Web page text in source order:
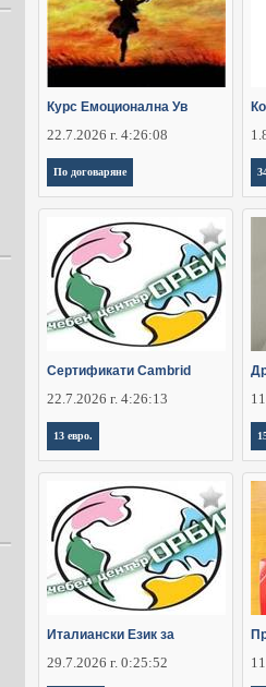
Курс Емоционална Ув
22.7.2026 г. 4:26:08
По договаряне
Сертификати Cambrid
22.7.2026 г. 4:26:13
13 евро.
Италиански Език за
29.7.2026 г. 0:25:52